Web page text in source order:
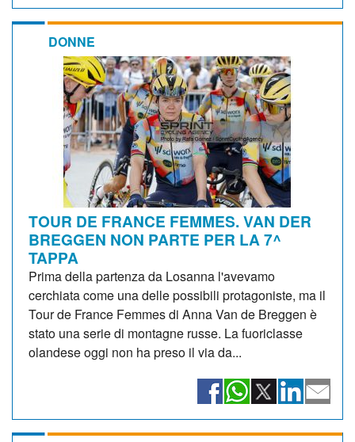
DONNE
TOUR DE FRANCE FEMMES. VAN DER
BREGGEN NON PARTE PER LA 7^
TAPPA
Prima della partenza da Losanna l'avevamo
cerchiata come una delle possibili protagoniste, ma il
Tour de France Femmes di Anna Van de Breggen è
stato una serie di montagne russe. La fuoriclasse
olandese oggi non ha preso il via da...